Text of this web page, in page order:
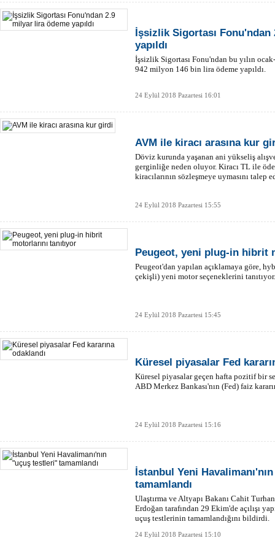
İşsizlik Sigortası
yapıldı
İşsizlik Sigortası Fonu'ndan bu yılın
942 milyon 146 bin lira ödeme yapıldı.
24 Eylül 2018 Pazartesi 16:01
AVM ile kiracı arasına kur
Döviz kurunda yaşanan ani yükseliş
gerginliğe neden oluyor. Kiracı TL ile
kiracılarının sözleşmeye uymasını talep
24 Eylül 2018 Pazartesi 15:55
Peugeot, yeni plug-in hibrit
Peugeot'dan yapılan açıklamaya göre,
çekişli) yeni motor seçeneklerini tanıtıyor.
24 Eylül 2018 Pazartesi 15:45
Küresel piyasalar Fed
Küresel piyasalar geçen hafta pozitif bir
ABD Merkez Bankası'nın (Fed) faiz
24 Eylül 2018 Pazartesi 15:16
İstanbul Yeni
tamamlandı
Ulaştırma ve Altyapı Bakanı Cahit
Erdoğan tarafından 29 Ekim'de açılışı
uçuş testlerinin tamamlandığını bildirdi.
24 Eylül 2018 Pazartesi 15:10